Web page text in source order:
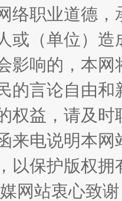
"炒
络职业道德
或（单位）
影响的，本
的言论自由
权益，请及
来电说明本
以保护版权
网站衷心致